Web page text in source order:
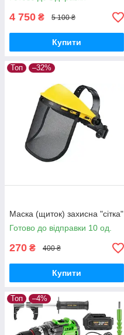
4 750 ₴ 5 100 ₴
Купити
Топ –32%
Маска (щиток) захисна "сітка"
Готово до відправки 10 од.
270 ₴ 400 ₴
Купити
Топ –4%